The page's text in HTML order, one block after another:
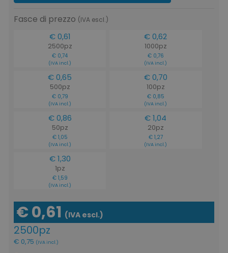
Fasce di prezzo (IVA escl.)
€ 0,61
2500pz
€ 0,74
(IVA incl.)
€ 0,62
1000pz
€ 0,76
(IVA incl.)
€ 0,65
500pz
€ 0,79
(IVA incl.)
€ 0,70
100pz
€ 0,85
(IVA incl.)
€ 0,86
50pz
€ 1,05
(IVA incl.)
€ 1,04
20pz
€ 1,27
(IVA incl.)
€ 1,30
1pz
€ 1,59
(IVA incl.)
€ 0,61 (IVA escl.)
2500pz
€ 0,75 (IVA incl.)